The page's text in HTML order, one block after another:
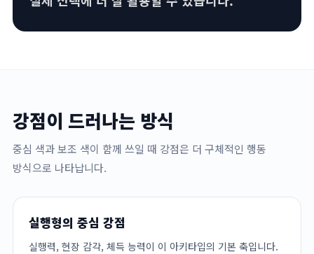
강점이 드러나는 방식
중심 색과 보조 색이 함께 쓰일 때 강점은 더 구체적인 행동
방식으로 나타납니다.
실행형의 중심 강점
실행력, 현장 감각, 체득 능력이 이 아키타입의 기본 축입니다.